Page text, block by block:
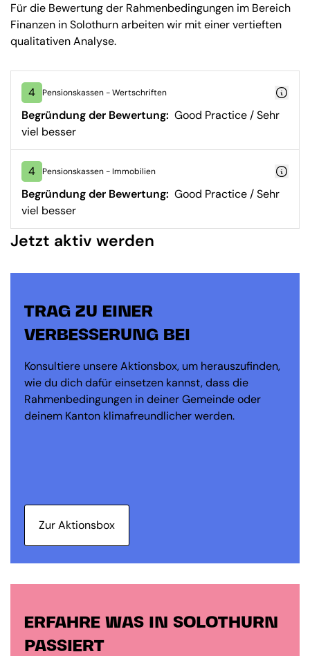
Für die Bewertung der Rahmenbedingungen im Bereich
Finanzen in Solothurn arbeiten wir mit einer vertieften
qualitativen Analyse.
4 Pensionskassen - Wertschriften
Begründung der Bewertung: Good Practice / Sehr
viel besser
4 Pensionskassen - Immobilien
Begründung der Bewertung: Good Practice / Sehr
viel besser
Jetzt aktiv werden
TRAG ZU EINER
VERBESSERUNG BEI
Konsultiere unsere Aktionsbox, um herauszufinden,
wie du dich dafür einsetzen kannst, dass die
Rahmenbedingungen in deiner Gemeinde oder
deinem Kanton klimafreundlicher werden.
Zur Aktionsbox
ERFAHRE WAS IN SOLOTHURN
PASSIERT